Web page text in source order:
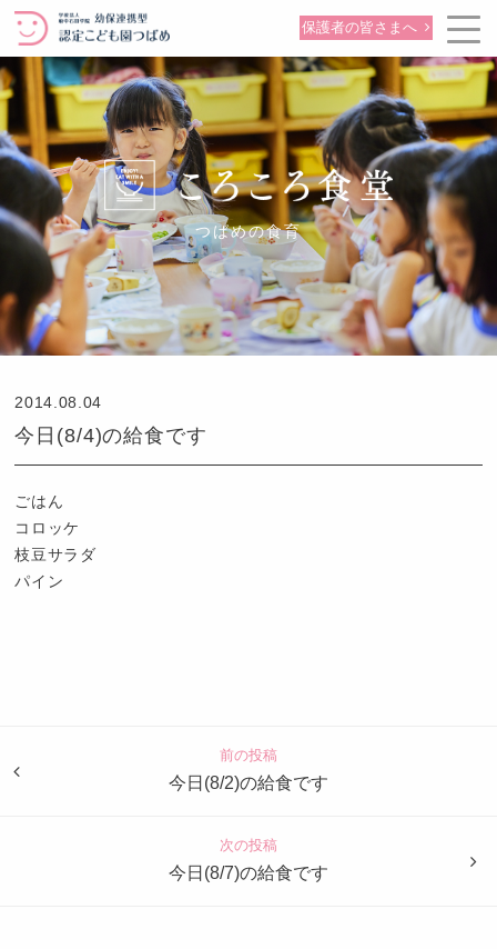
保護者の皆さまへ
つばめの食育
2014.08.04
今日(8/4)の給食です
ごはん
コロッケ
枝豆サラダ
パイン
も
前の投稿
今日(8/2)の給食です
次の投稿
今日(8/7)の給食です